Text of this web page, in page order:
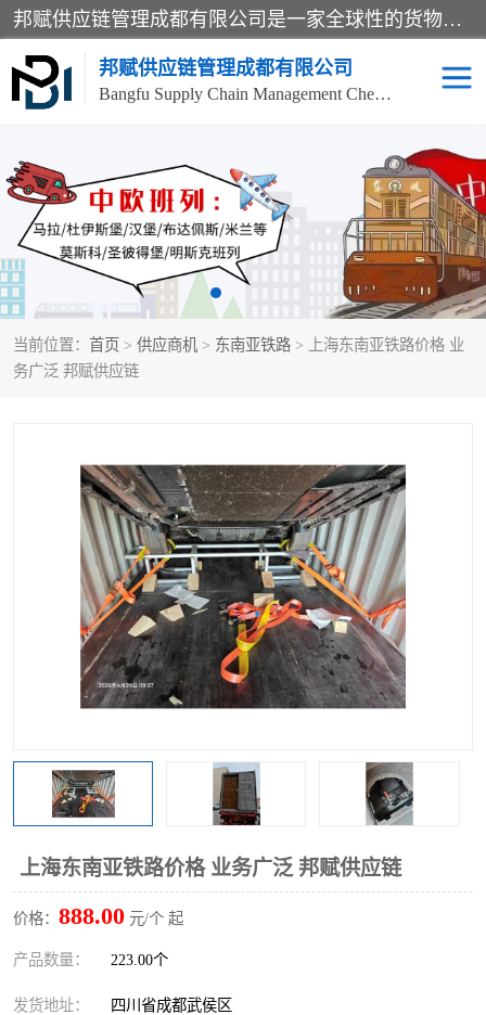
邦赋供应链管理成都有限公司是一家全球性的货物运输代理公司，主要从事：波兰中欧班列、德国中欧班列、出口莫斯科班列、中欧班列进口、蓉欧铁路、成都出口空运等业务，同时亦提供报关、报检、仓储、码头操作等服务。
邦赋供应链管理成都有限公司
Bangfu Supply Chain Management Chengdu Co.,LTD
当前位置： 首页 > 供应商机 > 东南亚铁路 > 上海东南亚铁路价格 业
务广泛 邦赋供应链
上海东南亚铁路价格 业务广泛 邦赋供应链
价格： 888.00 元/个 起
产品数量： 223.00个
发货地址： 四川省成都武侯区
进出口门到门 成都中欧班列
国际汽运 国际空运
食品进口物流清关 南美海运
中俄铁路班列 中欧班列进口红酒啤酒
蓉欧班列进口机械设备 马来西亚物流
东南亚铁路 铁路出口拼箱/整柜
中俄班列莫斯科